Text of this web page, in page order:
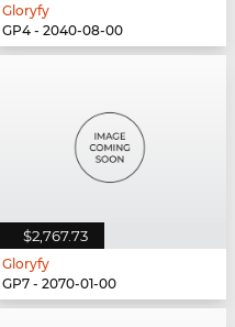
Gloryfy
GP4 - 2040-08-00
$2,767.73
Gloryfy
GP7 - 2070-01-00